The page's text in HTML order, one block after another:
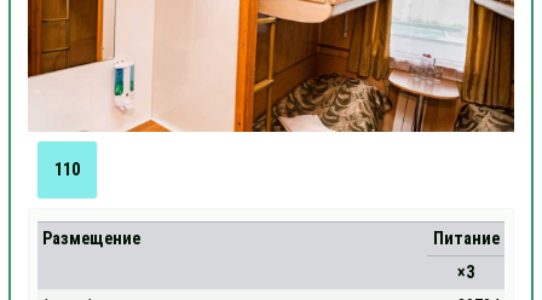
110
Размещение
Питание
×3